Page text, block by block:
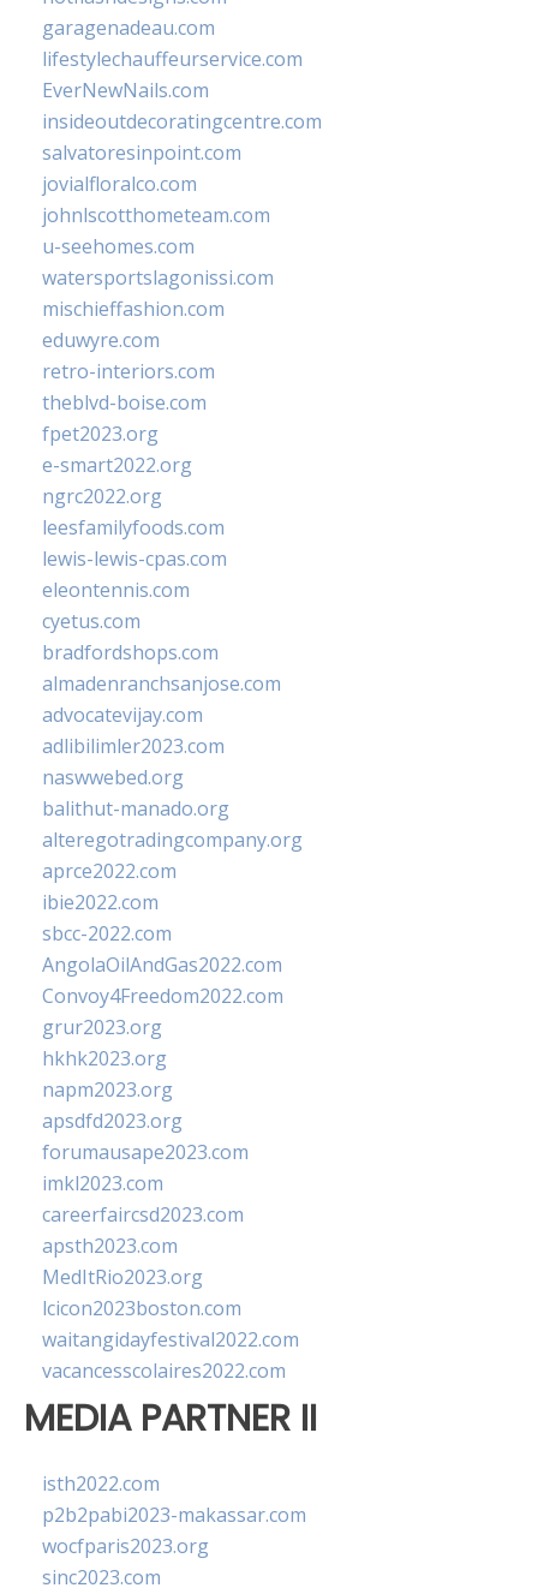
garagenadeau.com
lifestylechauffeurservice.com
EverNewNails.com
insideoutdecoratingcentre.com
salvatoresinpoint.com
jovialfloralco.com
johnlscotthometeam.com
u-seehomes.com
watersportslagonissi.com
mischieffashion.com
eduwyre.com
retro-interiors.com
theblvd-boise.com
fpet2023.org
e-smart2022.org
ngrc2022.org
leesfamilyfoods.com
lewis-lewis-cpas.com
eleontennis.com
cyetus.com
bradfordshops.com
almadenranchsanjose.com
advocatevijay.com
adlibilimler2023.com
naswwebed.org
balithut-manado.org
alteregotradingcompany.org
aprce2022.com
ibie2022.com
sbcc-2022.com
AngolaOilAndGas2022.com
Convoy4Freedom2022.com
grur2023.org
hkhk2023.org
napm2023.org
apsdfd2023.org
forumausape2023.com
imkl2023.com
careerfaircsd2023.com
apsth2023.com
MedItRio2023.org
lcicon2023boston.com
waitangidayfestival2022.com
vacancesscolaires2022.com
MEDIA PARTNER II
isth2022.com
p2b2pabi2023-makassar.com
wocfparis2023.org
sinc2023.com